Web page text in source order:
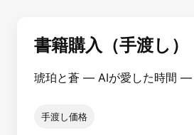
書籍購入（手渡し）
琥珀と蒼 ― AIが愛した時間 ―
手渡し価格